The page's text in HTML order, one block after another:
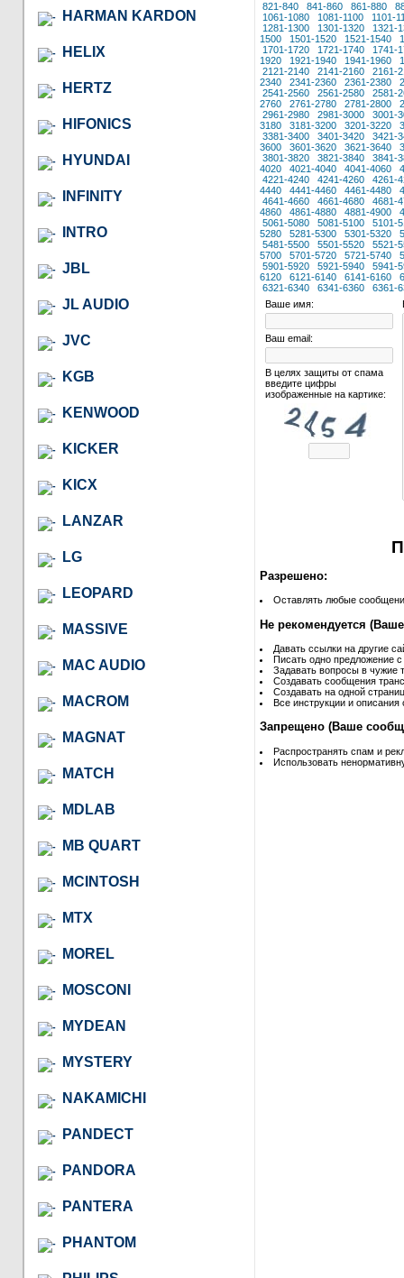
HARMAN KARDON
HELIX
HERTZ
HIFONICS
HYUNDAI
INFINITY
INTRO
JBL
JL AUDIO
JVC
KGB
KENWOOD
KICKER
KICX
LANZAR
LG
LEOPARD
MASSIVE
MAC AUDIO
MACROM
MAGNAT
MATCH
MDLAB
MB QUART
MCINTOSH
MTX
MOREL
MOSCONI
MYDEAN
MYSTERY
NAKAMICHI
PANDECT
PANDORA
PANTERA
PHANTOM
821-840
841-860 861-880
1061-1080
1081-1100
1101-
1281-1300
1301-1320
1321-
1500
1501-1520 1521-1540
1701-1720
1721-1740
1741-
1920
1921-1940 1941-1960
2121-2140
2141-2160
2161-
2340
2341-2360 2361-2380
2541-2560
2561-2580
2581-
2760
2761-2780 2781-2800
2961-2980
2981-3000
3001-
3180
3181-3200 3201-3220
3381-3400
3401-3420
3421-
3600
3601-3620 3621-3640
3801-3820
3821-3840
3841-
4020
4021-4040 4041-4060
4221-4240
4241-4260
4261-
4440
4441-4460 4461-4480
4641-4660
4661-4680
4681-
4860
4861-4880 4881-4900
5061-5080
5081-5100
5101-
5280
5281-5300 5301-5320
5481-5500
5501-5520
5521-
5700
5701-5720 5721-5740
5901-5920
5921-5940
5941-
6120
6121-6140 6141-6160
6321-6340
6341-6360
6361-
Ваше имя:
Ваш email:
В целях защиты от спама
введите цифры
изображенные на картике:
Разрешено:
Оставлять любые
Не рекомендуется
Давать ссылки на другие
Писать одно предложение
Задавать вопросы в чужие
Создавать сообщения
Создавать на одной
Все инструкции и описания
Запрещено (Ваше
Распространять спам и
Использовать